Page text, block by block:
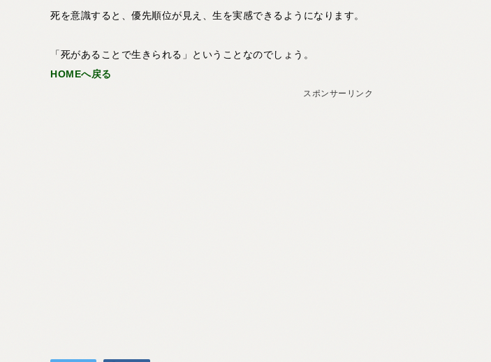
死を意識すると、優先順位が見え、生を実感できるようになります。
「死があることで生きられる」ということなのでしょう。
HOMEへ戻る
スポンサーリンク